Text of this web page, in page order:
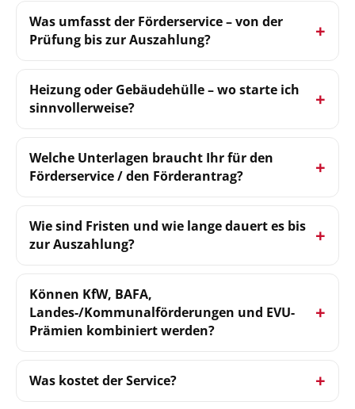
Was umfasst der Förderservice – von der
Prüfung bis zur Auszahlung?
Heizung oder Gebäudehülle – wo starte ich
sinnvollerweise?
Welche Unterlagen braucht Ihr für den
Förderservice / den Förderantrag?
Wie sind Fristen und wie lange dauert es bis
zur Auszahlung?
Können KfW, BAFA,
Landes-/Kommunalförderungen und EVU-
Prämien kombiniert werden?
Was kostet der Service?